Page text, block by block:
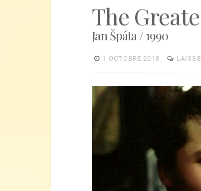
The
Jan Špáta / 1990
1 OCTOBRE 2018
Lecteur
vidéo